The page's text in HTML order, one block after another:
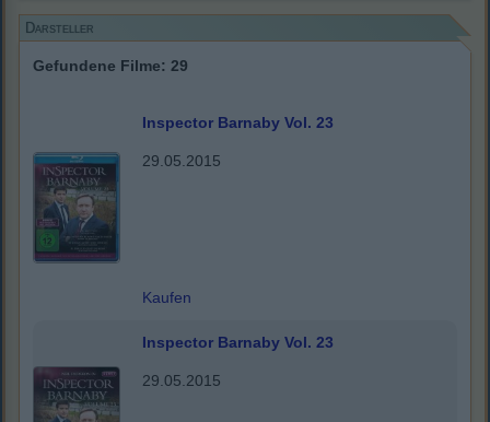
Darsteller
Gefundene Filme: 29
Inspector Barnaby Vol. 23
29.05.2015
Kaufen
Inspector Barnaby Vol. 23
29.05.2015